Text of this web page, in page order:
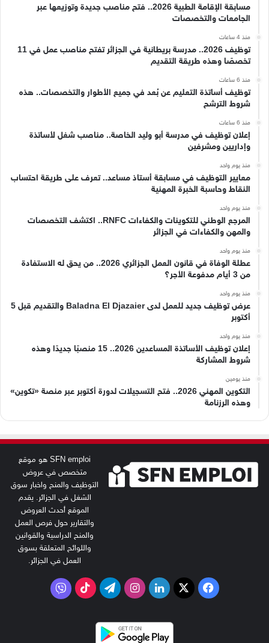
مسابقة الإقامة الطبية 2026.. فتح مناصب جديدة وتوزيعها عبر
الجامعات والتخصصات
منذ 4 ساعات
توظيف 2026.. مدرسة بريطانية في الجزائر تفتح مناصب عمل في 11
تخصصًا وهذه طريقة التقديم
منذ 6 ساعات
توظيف أساتذة التعليم عن بُعد في جميع الأطوار والتخصصات.. هذه
شروط الترشح
منذ 6 ساعات
إعلان توظيف في مدرسة أبو وليد الخاصة.. مناصب شغل لأساتذة
وإداريين ومشرفين
منذ يوم واحد
معايير التوظيف في مسابقة أستاذ مساعد.. تعرف على طريقة احتساب
النقاط وحاسبة الخبرة المهنية
منذ يوم واحد
المرجع الوطني للتكوينات والكفاءات RNFC.. اكتشف التخصصات
والمهن والكفاءات في الجزائر
منذ يوم واحد
عطلة الوفاة في قانون العمل الجزائري 2026.. من يحق له الاستفادة
من 3 أيام مدفوعة الأجر؟
منذ يوم واحد
عرض توظيف جديد للعمل لدى Baladna El Djazaier والتقديم قبل 5
أكتوبر
منذ يوم واحد
إعلان توظيف الأساتذة المساعدين 2026.. 15 منصبًا جديدًا وهذه
شروط المشاركة
منذ يومين
التكوين المهني 2026.. فتح التسجيلات لدورة أكتوبر عبر منصة «تكوين»
وهذه الرزنامة
SFN emploi هو موقع
متخصص في عروض
التوظيف والمنح واخبار سوق
الشغل في الجزائر. يقدم
الموقع أحدث العروض
والتقارير حول فرص العمل
والمنح الدراسية والقوانين
واللوائح المتعلقة بسوق
العمل في الجزائر.
فيسبوك
‫X لينكدإنانستقرامتيلقرام‫TikTokفايبر